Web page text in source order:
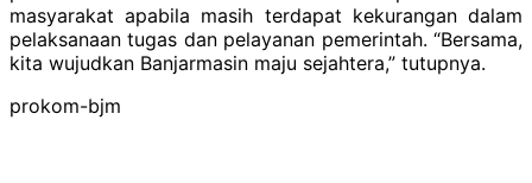
masyarakat apabila masih terdapat kekurangan dalam
pelaksanaan tugas dan pelayanan pemerintah. “Bersama,
kita wujudkan Banjarmasin maju sejahtera,” tutupnya.
prokom-bjm